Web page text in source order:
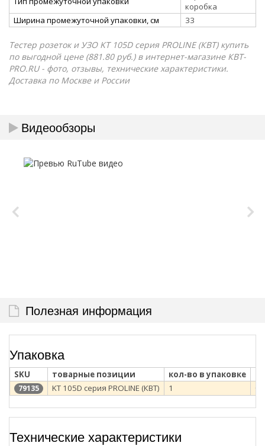
коробка
Ширина промежуточной упаковки, см
33
Тестер розеток и УЗО KT 105D серия PROLINE (КВТ) купить
по выгодной цене (881.80 руб.) в интернет-магазине КВТ-
PRO.RU - фото, отзывы, технические характеристики.
Доставка по Москве и России
Видеообзоры
Полезная информация
Упаковка
SKU товарные позиции кол-во в упаковке
79135 KT 105D серия PROLINE (КВТ) 1
Технические характеристики